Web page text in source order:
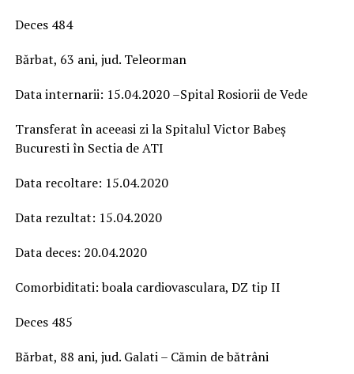
Deces 484
Bărbat, 63 ani, jud. Teleorman
Data internarii: 15.04.2020 –Spital Rosiorii de Vede
Transferat în aceeasi zi la Spitalul Victor Babeș
Bucuresti în Sectia de ATI
Data recoltare: 15.04.2020
Data rezultat: 15.04.2020
Data deces: 20.04.2020
Comorbiditati: boala cardiovasculara, DZ tip II
Deces 485
Bărbat, 88 ani, jud. Galati – Cămin de bătrâni